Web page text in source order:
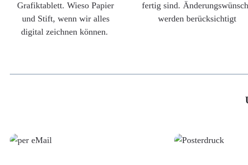
Grafiktablett. Wieso Papier
und Stift, wenn wir alles
digital zeichnen können.
fertig sind.
werden berücksichtigt